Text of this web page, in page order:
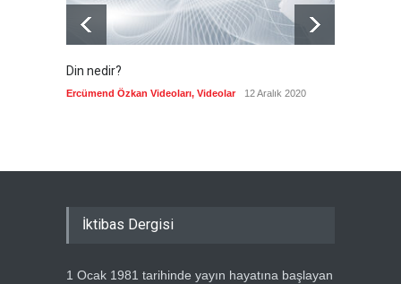
Din nedir?
Ercümend Özkan Videoları, Videolar 12 Aralık 2020
İktibas Dergisi
1 Ocak 1981 tarihinde yayın hayatına başlayan